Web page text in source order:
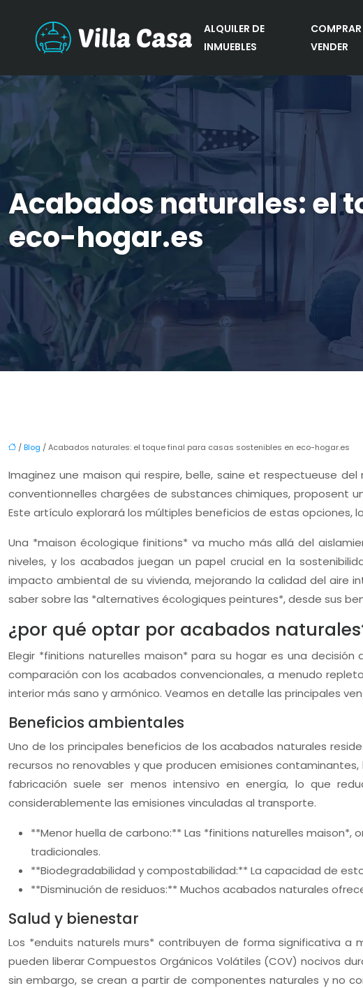
ALQUILER DE
INMUEBLES
COMPRAR
VENDER
Acabados naturales: el
eco-hogar.es
/Blog / Acabados naturales: el toque final para casas sostenibles en eco-hogar.es
Imaginez une maison qui respire, belle, saine et respectueuse
conventionnelles chargées de substances chimiques, proposent
Este artículo explorará los múltiples beneficios de estas
Una *maison écologique finitions* va mucho más allá del
niveles, y los acabados juegan un papel crucial en la
impacto ambiental de su vivienda, mejorando la calidad del aire
saber sobre las *alternatives écologiques peintures*, desde sus
¿por qué optar por acabados
Elegir *finitions naturelles maison* para su hogar es una
comparación con los acabados convencionales, a menudo
interior más sano y armónico. Veamos en detalle las principales
Beneficios ambientales
Uno de los principales beneficios de los acabados naturales
recursos no renovables y que producen emisiones
fabricación suele ser menos intensivo en energía, lo que
considerablemente las emisiones vinculadas al transporte.
**Menor huella de carbono:** Las *finitions naturelles
tradicionales.
**Biodegradabilidad y compostabilidad:** La capacidad de
**Disminución de residuos:** Muchos acabados naturales
Salud y bienestar
Los *enduits naturels murs* contribuyen de forma significativa a
pueden liberar Compuestos Orgánicos Volátiles (COV) nocivos
sin embargo, se crean a partir de componentes naturales y no